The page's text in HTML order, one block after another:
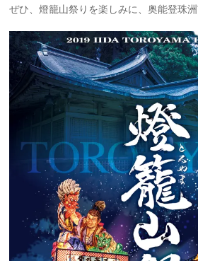
ぜひ、燈籠山祭りを楽しみに、奥能登珠洲